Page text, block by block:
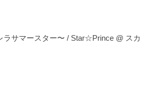
サマースター〜 / Star☆Prince @ スカ